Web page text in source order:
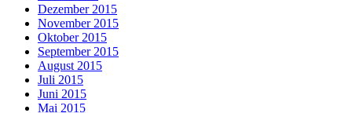
Dezember 2015
November 2015
Oktober 2015
September 2015
August 2015
Juli 2015
Juni 2015
Mai 2015